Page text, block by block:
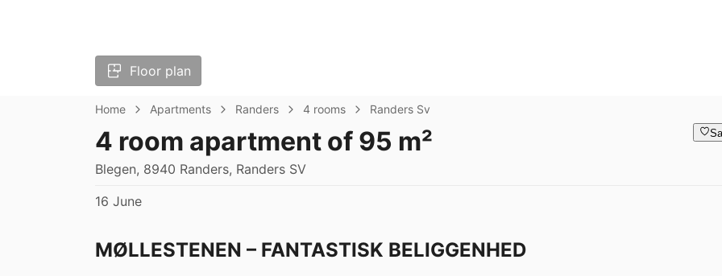
Floor plan
Home Apartments Randers 4 rooms Randers Sv
4 room apartment of 95 m²
Blegen, 8940 Randers, Randers SV
16 June
MØLLESTENEN – FANTASTISK BELIGGENHED